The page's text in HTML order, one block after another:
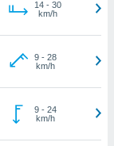
14- 30
km/h
9- 28
km/h
9- 24
km/h